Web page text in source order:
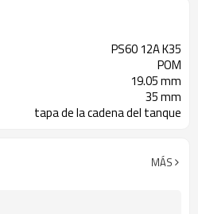
PS60 12A K35
POM
19.05 mm
35 mm
tapa de la cadena del tanque
MÁS